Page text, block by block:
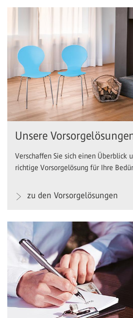
Unsere
Verschaffen Sie sich einen Überblick
richtige Vorsorgelösung für Ihre
zu den Vorsorgelösungen